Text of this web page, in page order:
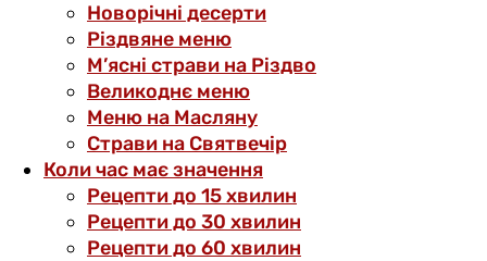
Новорічні десерти
Різдвяне меню
М’ясні страви на Різдво
Великоднє меню
Меню на Масляну
Страви на Святвечір
Коли час має значення
Рецепти до 15 хвилин
Рецепти до 30 хвилин
Рецепти до 60 хвилин